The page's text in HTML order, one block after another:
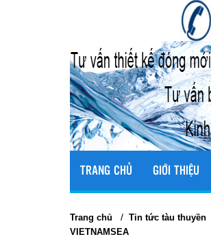
TRANG CHỦ GIỚI THIỆU
Trang chủ / Tin tức tàu thuyền
VIETNAMSEA